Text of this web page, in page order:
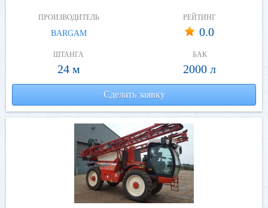
ПРОИЗВОДИТЕЛЬ
BARGAM
РЕЙТИНГ
0.0
ШТАНГА
24 м
БАК
2000 л
Сделать заявку